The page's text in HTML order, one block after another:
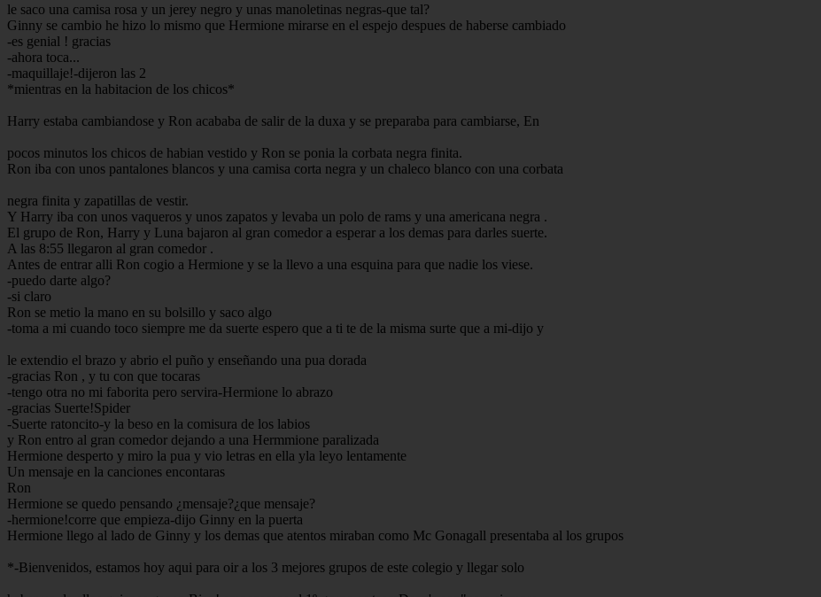
le saco una camisa rosa y un jerey negro y unas manoletinas negras-que tal?
Ginny se cambio he hizo lo mismo que Hermione mirarse en el espejo despues de haberse cambiado
-es genial ! gracias
-ahora toca...
-maquillaje!-dijeron las 2
*mientras en la habitacion de los chicos*
Harry estaba cambiandose y Ron acababa de salir de la duxa y se preparaba para cambiarse, En
pocos minutos los chicos de habian vestido y Ron se ponia la corbata negra finita.
Ron iba con unos pantalones blancos y una camisa corta negra y un chaleco blanco con una corbata
negra finita y zapatillas de vestir.
Y Harry iba con unos vaqueros y unos zapatos y levaba un polo de rams y una americana negra .
El grupo de Ron, Harry y Luna bajaron al gran comedor a esperar a los demas para darles suerte.
A las 8:55 llegaron al gran comedor .
Antes de entrar alli Ron cogio a Hermione y se la llevo a una esquina para que nadie los viese.
-puedo darte algo?
-si claro
Ron se metio la mano en su bolsillo y saco algo
-toma a mi cuando toco siempre me da suerte espero que a ti te de la misma surte que a mi-dijo y
le extendio el brazo y abrio el puño y enseñando una pua dorada
-gracias Ron , y tu con que tocaras
-tengo otra no mi faborita pero servira-Hermione lo abrazo
-gracias Suerte!Spider
-Suerte ratoncito-y la beso en la comisura de los labios
y Ron entro al gran comedor dejando a una Hermmione paralizada
Hermione desperto y miro la pua y vio letras en ella yla leyo lentamente
Un mensaje en la canciones encontaras
Ron
Hermione se quedo pensando ¿mensaje?¿que mensaje?
-hermione!corre que empieza-dijo Ginny en la puerta
Hermione llego al lado de Ginny y los demas que atentos miraban como Mc Gonagall presentaba al los grupos
*-Bienvenidos, estamos hoy aqui para oir a los 3 mejores grupos de este colegio y llegar solo